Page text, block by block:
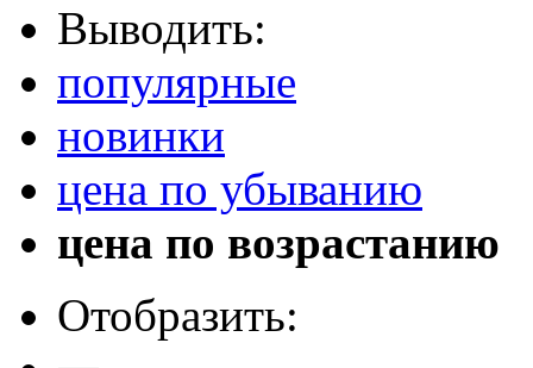
Выводить:
популярные
новинки
цена по убыванию
цена по возрастанию
Отобразить: